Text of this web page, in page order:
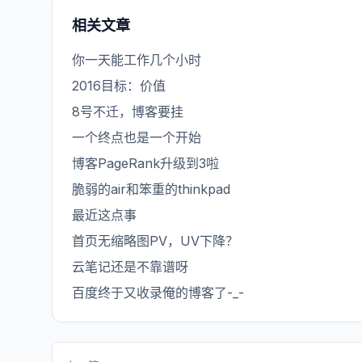
相关文章
你一天能工作几个小时
2016目标：价值
8号不迁，博客要挂
一个终点也是一个开始
博客PageRank升级到3啦
脆弱的air和笨重的thinkpad
最近这点事
首页无缩略图PV，UV下降？
云笔记还是不靠谱呀
百度终于又收录俺的博客了-_-